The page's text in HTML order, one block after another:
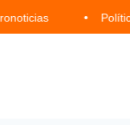
Política,